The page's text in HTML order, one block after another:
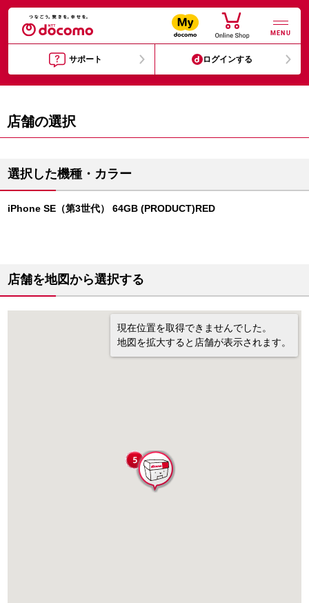
MENU
サポート ログインする
店舗の選択
選択した機種・カラー
iPhone SE（第3世代） 64GB (PRODUCT)RED
店舗を地図から選択する
現在位置を取得できませんでした。
地図を拡大すると店舗が表示されます。